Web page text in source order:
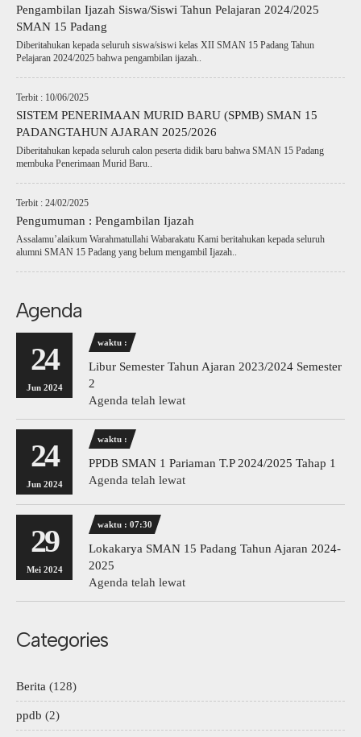
Pengambilan Ijazah Siswa/Siswi Tahun Pelajaran 2024/2025
SMAN 15 Padang
Diberitahukan kepada seluruh siswa/siswi kelas XII SMAN 15 Padang Tahun
Pelajaran 2024/2025 bahwa pengambilan ijazah..
Terbit : 10/06/2025
SISTEM PENERIMAAN MURID BARU (SPMB) SMAN 15
PADANGTAHUN AJARAN 2025/2026
Diberitahukan kepada seluruh calon peserta didik baru bahwa SMAN 15 Padang
membuka Penerimaan Murid Baru..
Terbit : 24/02/2025
Pengumuman : Pengambilan Ijazah
Assalamu’alaikum Warahmatullahi Wabarakatu Kami beritahukan kepada seluruh
alumni SMAN 15 Padang yang belum mengambil Ijazah..
Agenda
24
Jun 2024
waktu :
Libur Semester Tahun Ajaran 2023/2024 Semester
2
Agenda telah lewat
24
Jun 2024
waktu :
PPDB SMAN 1 Pariaman T.P 2024/2025 Tahap 1
Agenda telah lewat
29
Mei 2024
waktu : 07:30
Lokakarya SMAN 15 Padang Tahun Ajaran 2024-
2025
Agenda telah lewat
Categories
Berita (128)
ppdb (2)